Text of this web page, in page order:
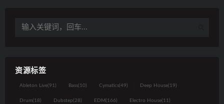
资源标签
Ableton Live(91) Bass(10) Cymatics(49) Deep House(19)
Drum(18) Dubstep(28) EDM(166) Electro House(11)